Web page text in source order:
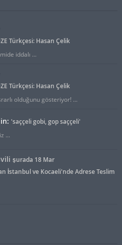
Türkçesi: Hasan Çelik
iddalı ...
Türkçesi: Hasan Çelik
olduğunu gösteriyor! ...
in: 'saççeli gobi, gop saççeli'
...
şurada 18 Mar
İstanbul ve Kocaeli'nde Adrese Teslim